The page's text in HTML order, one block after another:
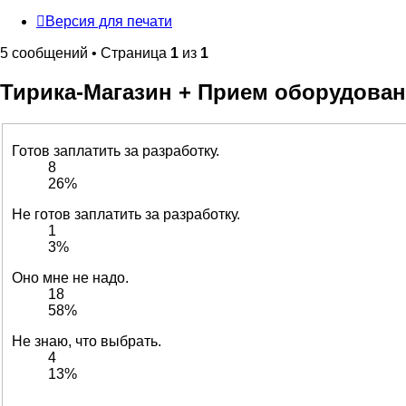
Версия для печати
5 сообщений • Страница 1 из 1
Тирика-Магазин + Прием
Готов заплатить за разработку.
8
26%
Не готов заплатить за разработку.
1
3%
Оно мне не надо.
18
58%
Не знаю, что выбрать.
4
13%